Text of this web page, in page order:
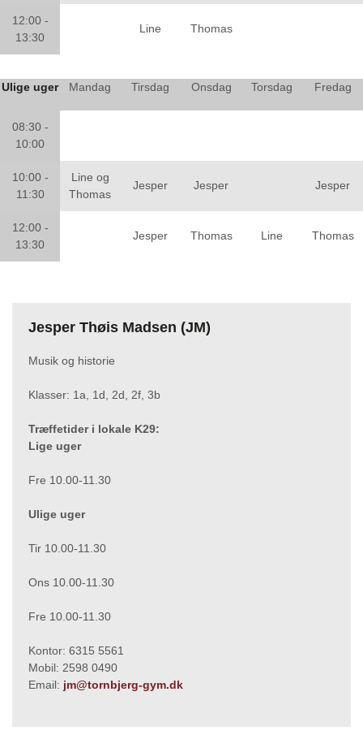
12:00 -
13:30
Line Thomas
Ulige uger Mandag Tirsdag Onsdag Torsdag Fredag
08:30 -
10:00
10:00 -
11:30
Line og
Thomas
Jesper Jesper Jesper
12:00 -
13:30
Jesper Thomas Line Thomas
Jesper Thøis Madsen (JM)
Musik og historie
Klasser: 1a, 1d, 2d, 2f, 3b
Træffetider i lokale K29:
Lige uger
Fre 10.00-11.30
Ulige uger
Tir 10.00-11.30
Ons 10.00-11.30
Fre 10.00-11.30
Kontor: 6315 5561
Mobil: 2598 0490
Email: jm@tornbjerg-gym.dk